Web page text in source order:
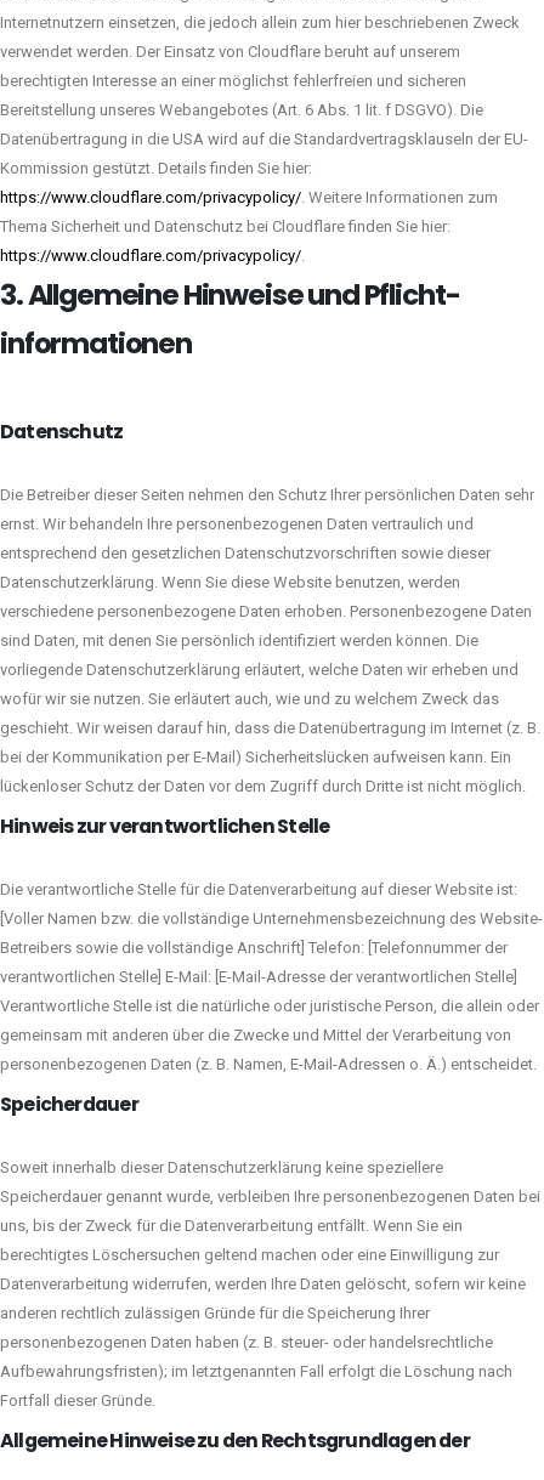
Internetnutzern einsetzen, die jedoch allein zum hier beschriebenen Zweck
verwendet werden. Der Einsatz von Cloudflare beruht auf unserem
berechtigten Interesse an einer möglichst fehlerfreien und sicheren
Bereitstellung unseres Webangebotes (Art. 6 Abs. 1 lit. f DSGVO). Die
Datenübertragung in die USA wird auf die Standardvertragsklauseln der EU-
Kommission gestützt. Details finden Sie hier:
https://www.cloudflare.com/privacypolicy/. Weitere Informationen zum
Thema Sicherheit und Datenschutz bei Cloudflare finden Sie hier:
https://www.cloudflare.com/privacypolicy/.
3. Allgemeine Hinweise und Pflicht­
informationen
Datenschutz
Die Betreiber dieser Seiten nehmen den Schutz Ihrer persönlichen Daten sehr
ernst. Wir behandeln Ihre personenbezogenen Daten vertraulich und
entsprechend den gesetzlichen Datenschutzvorschriften sowie dieser
Datenschutzerklärung. Wenn Sie diese Website benutzen, werden
verschiedene personenbezogene Daten erhoben. Personenbezogene Daten
sind Daten, mit denen Sie persönlich identifiziert werden können. Die
vorliegende Datenschutzerklärung erläutert, welche Daten wir erheben und
wofür wir sie nutzen. Sie erläutert auch, wie und zu welchem Zweck das
geschieht. Wir weisen darauf hin, dass die Datenübertragung im Internet (z. B.
bei der Kommunikation per E-Mail) Sicherheitslücken aufweisen kann. Ein
lückenloser Schutz der Daten vor dem Zugriff durch Dritte ist nicht möglich.
Hinweis zur verantwortlichen Stelle
Die verantwortliche Stelle für die Datenverarbeitung auf dieser Website ist:
[Voller Namen bzw. die vollständige Unternehmensbezeichnung des Website-
Betreibers sowie die vollständige Anschrift] Telefon: [Telefonnummer der
verantwortlichen Stelle] E-Mail: [E-Mail-Adresse der verantwortlichen Stelle]
Verantwortliche Stelle ist die natürliche oder juristische Person, die allein oder
gemeinsam mit anderen über die Zwecke und Mittel der Verarbeitung von
personenbezogenen Daten (z. B. Namen, E-Mail-Adressen o. Ä.) entscheidet.
Speicherdauer
Soweit innerhalb dieser Datenschutzerklärung keine speziellere
Speicherdauer genannt wurde, verbleiben Ihre personenbezogenen Daten bei
uns, bis der Zweck für die Datenverarbeitung entfällt. Wenn Sie ein
berechtigtes Löschersuchen geltend machen oder eine Einwilligung zur
Datenverarbeitung widerrufen, werden Ihre Daten gelöscht, sofern wir keine
anderen rechtlich zulässigen Gründe für die Speicherung Ihrer
personenbezogenen Daten haben (z. B. steuer- oder handelsrechtliche
Aufbewahrungsfristen); im letztgenannten Fall erfolgt die Löschung nach
Fortfall dieser Gründe.
Allgemeine Hinweise zu den Rechtsgrundlagen der